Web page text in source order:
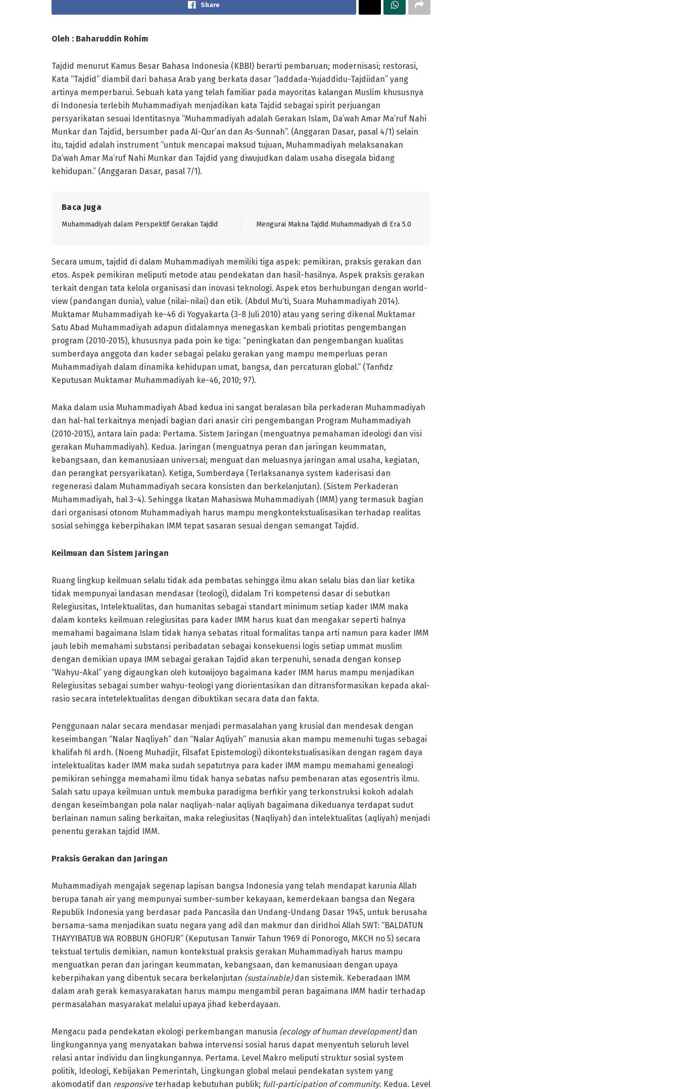
Share
Oleh : Baharuddin Rohim
Tajdid menurut Kamus Besar Bahasa Indonesia (KBBI) berarti pembaruan; modernisasi; restorasi,
Kata “Tajdid” diambil dari bahasa Arab yang berkata dasar “Jaddada-Yujaddidu-Tajdiidan” yang
artinya memperbarui. Sebuah kata yang telah familiar pada mayoritas kalangan Muslim khususnya
di Indonesia terlebih Muhammadiyah menjadikan kata Tajdid sebagai spirit perjuangan
persyarikatan sesuai Identitasnya “Muhammadiyah adalah Gerakan Islam, Da’wah Amar Ma’ruf Nahi
Munkar dan Tajdid, bersumber pada Al-Qur’an dan As-Sunnah”. (Anggaran Dasar, pasal 4/1) selain
itu, tajdid adalah instrument “untuk mencapai maksud tujuan, Muhammadiyah melaksanakan
Da’wah Amar Ma’ruf Nahi Munkar dan Tajdid yang diwujudkan dalam usaha disegala bidang
kehidupan.” (Anggaran Dasar, pasal 7/1).
Baca Juga
Muhammadiyah dalam Perspektif Gerakan Tajdid Mengurai Makna Tajdid Muhammadiyah di Era 5.0
Secara umum, tajdid di dalam Muhammadiyah memiliki tiga aspek: pemikiran, praksis gerakan dan
etos. Aspek pemikiran meliputi metode atau pendekatan dan hasil-hasilnya. Aspek praksis gerakan
terkait dengan tata kelola organisasi dan inovasi teknologi. Aspek etos berhubungan dengan world-
view (pandangan dunia), value (nilai-nilai) dan etik. (Abdul Mu’ti, Suara Muhammadiyah 2014).
Muktamar Muhammadiyah ke-46 di Yogyakarta (3-8 Juli 2010) atau yang sering dikenal Muktamar
Satu Abad Muhammadiyah adapun didalamnya menegaskan kembali priotitas pengembangan
program (2010-2015), khususnya pada poin ke tiga: “peningkatan dan pengembangan kualitas
sumberdaya anggota dan kader sebagai pelaku gerakan yang mampu memperluas peran
Muhammadiyah dalam dinamika kehidupan umat, bangsa, dan percaturan global.” (Tanfidz
Keputusan Muktamar Muhammadiyah ke-46, 2010; 97).
Maka dalam usia Muhammadiyah Abad kedua ini sangat beralasan bila perkaderan Muhammadiyah
dan hal-hal terkaitnya menjadi bagian dari anasir ciri pengembangan Program Muhammadiyah
(2010-2015), antara lain pada: Pertama. Sistem Jaringan (menguatnya pemahaman ideologi dan visi
gerakan Muhammadiyah). Kedua. Jaringan (menguatnya peran dan jaringan keummatan,
kebangsaan, dan kemanusiaan universal; menguat dan meluasnya jaringan amal usaha, kegiatan,
dan perangkat persyarikatan). Ketiga, Sumberdaya (Terlaksananya system kaderisasi dan
regenerasi dalam Muhammadiyah secara konsisten dan berkelanjutan). (Sistem Perkaderan
Muhammadiyah, hal 3-4). Sehingga Ikatan Mahasiswa Muhammadiyah (IMM) yang termasuk bagian
dari organisasi otonom Muhammadiyah harus mampu mengkontekstualisasikan terhadap realitas
sosial sehingga keberpihakan IMM tepat sasaran sesuai dengan semangat Tajdid.
Keilmuan dan Sistem Jaringan
Ruang lingkup keilmuan selalu tidak ada pembatas sehingga ilmu akan selalu bias dan liar ketika
tidak mempunyai landasan mendasar (teologi), didalam Tri kompetensi dasar di sebutkan
Relegiusitas, Intelektualitas, dan humanitas sebagai standart minimum setiap kader IMM maka
dalam konteks keilmuan relegiusitas para kader IMM harus kuat dan mengakar seperti halnya
memahami bagaimana Islam tidak hanya sebatas ritual formalitas tanpa arti namun para kader IMM
jauh lebih memahami substansi peribadatan sebagai konsekuensi logis setiap ummat muslim
dengan demikian upaya IMM sebagai gerakan Tajdid akan terpenuhi, senada dengan konsep
“Wahyu-Akal” yang digaungkan oleh kutowijoyo bagaimana kader IMM harus mampu menjadikan
Relegiusitas sebagai sumber wahyu-teologi yang diorientasikan dan ditransformasikan kepada akal-
rasio secara intetelektualitas dengan dibuktikan secara data dan fakta.
Penggunaan nalar secara mendasar menjadi permasalahan yang krusial dan mendesak dengan
keseimbangan “Nalar Naqliyah” dan “Nalar Aqliyah” manusia akan mampu memenuhi tugas sebagai
khalifah fil ardh. (Noeng Muhadjir, Filsafat Epistemologi) dikontekstualisasikan dengan ragam daya
intelektualitas kader IMM maka sudah sepatutnya para kader IMM mampu memahami genealogi
pemikiran sehingga memahami ilmu tidak hanya sebatas nafsu pembenaran atas egosentris ilmu.
Salah satu upaya keilmuan untuk membuka paradigma berfikir yang terkonstruksi kokoh adalah
dengan keseimbangan pola nalar naqliyah-nalar aqliyah bagaimana dikeduanya terdapat sudut
berlainan namun saling berkaitan, maka relegiusitas (Naqliyah) dan intelektualitas (aqliyah) menjadi
penentu gerakan tajdid IMM.
Praksis Gerakan dan Jaringan
Muhammadiyah mengajak segenap lapisan bangsa Indonesia yang telah mendapat karunia Allah
berupa tanah air yang mempunyai sumber-sumber kekayaan, kemerdekaan bangsa dan Negara
Republik Indonesia yang berdasar pada Pancasila dan Undang-Undang Dasar 1945, untuk berusaha
bersama-sama menjadikan suatu negara yang adil dan makmur dan diridhoi Allah SWT: “BALDATUN
THAYYIBATUB WA ROBBUN GHOFUR” (Keputusan Tanwir Tahun 1969 di Ponorogo, MKCH no 5) secara
tekstual tertulis demikian, namun kontekstual praksis gerakan Muhammadiyah harus mampu
menguatkan peran dan jaringan keummatan, kebangsaan, dan kemanusiaan dengan upaya
keberpihakan yang dibentuk secara berkelanjutan (sustainable)dan sistemik. Keberadaan IMM
dalam arah gerak kemasyarakatan harus mampu mengambil peran bagaimana IMM hadir terhadap
permasalahan masyarakat melalui upaya jihad keberdayaan.
Mengacu pada pendekatan ekologi perkembangan manusia (ecology of human development)dan
lingkungannya yang menyatakan bahwa intervensi sosial harus dapat menyentuh seluruh level
relasi antar individu dan lingkungannya. Pertama. Level Makro meliputi struktur sosial system
politik, Ideologi, Kebijakan Pemerintah, Lingkungan global melaui pendekatan system yang
akomodatif dan responsiveterhadap kebutuhan publik; full-participation of community. Kedua. Level